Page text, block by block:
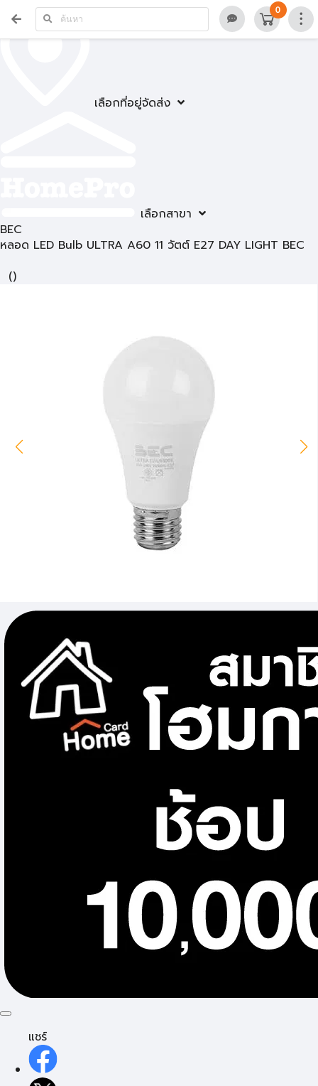
เลือกที่อยู่จัดส่ง
เลือกสาขา
0
BEC
หลอด LED Bulb ULTRA A60 11 วัตต์ E27 DAY LIGHT BEC
()
แชร์